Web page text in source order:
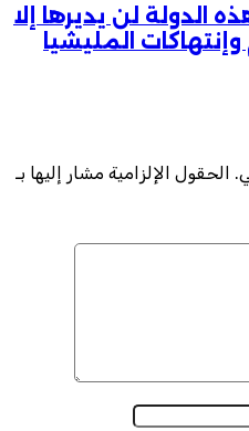
الدولة لن يديرها إلا
المليشيا
الحقول الإلزامية مشار إليها بـ